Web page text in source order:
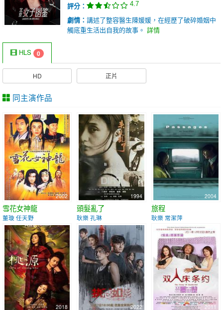
評分：
4.7
劇情： 講述了整容醫生陳媛媛，在經歷了破碎婚姻中
觸底重生活出自我的故事。 詳情
HLS 0
HD 正片
同主演作品
2002
雪花女神龍
董璇 任天野
1994
頭髮亂了
耿樂 孔琳
2004
旅程
耿樂 常潔萍
2018 2022 2011